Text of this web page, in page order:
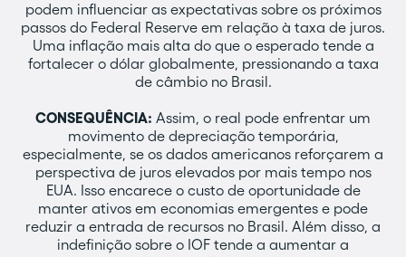
podem influenciar as expectativas sobre os próximos
passos do Federal Reserve em relação à taxa de juros.
Uma inflação mais alta do que o esperado tende a
fortalecer o dólar globalmente, pressionando a taxa
de câmbio no Brasil.
CONSEQUÊNCIA: Assim, o real pode enfrentar um
movimento de depreciação temporária,
especialmente, se os dados americanos reforçarem a
perspectiva de juros elevados por mais tempo nos
EUA. Isso encarece o custo de oportunidade de
manter ativos em economias emergentes e pode
reduzir a entrada de recursos no Brasil. Além disso, a
indefinição sobre o IOF tende a aumentar a